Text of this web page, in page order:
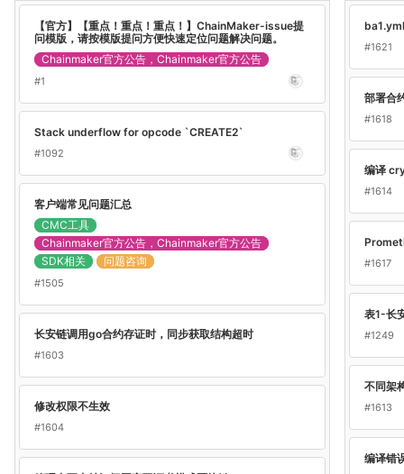
【官方】【重点！重点！重点！】ChainMaker-issue提
问模版，请按模版提问方便快速定位问题解决问题。
Chainmaker官方公告，Chainmaker官方公告
#1
Stack underflow for opcode `CREATE2`
#1092
客户端常见问题汇总
CMC工具
Chainmaker官方公告，Chainmaker官方公告
SDK相关
问题咨询
#1505
长安链调用go合约存证时，同步获取结构超时
#1603
修改权限不生效
#1604
#1621
部署合
#1618
编译
#1614
#1617
表1-长
#1249
不同架
#1613
编译错